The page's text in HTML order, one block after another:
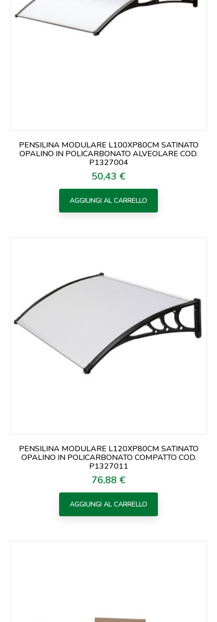
PENSILINA MODULARE L100XP80CM SATINATO
OPALINO IN POLICARBONATO ALVEOLARE COD.
P1327004
Prezzo
50,43 €
AGGIUNGI AL CARRELLO
PENSILINA MODULARE L120XP80CM SATINATO
OPALINO IN POLICARBONATO COMPATTO COD.
P1327011
Prezzo
76,88 €
AGGIUNGI AL CARRELLO